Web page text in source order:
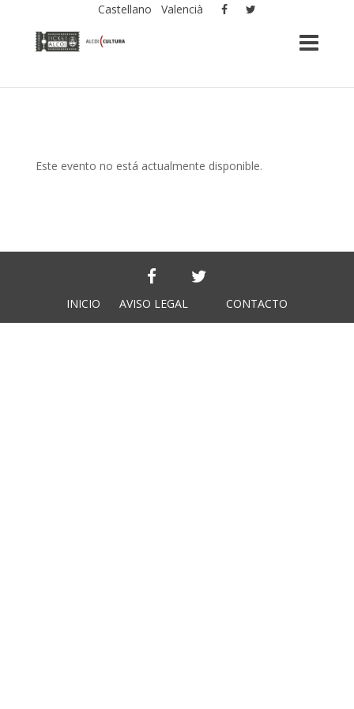
Castellano Valencià
Este evento no está actualmente disponible.
INICIO AVISO LEGAL CONTACTO